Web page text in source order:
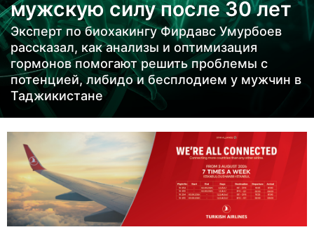
е
в
н
а
з
а
д
с
я
мужскую силу после 30 лет
Эксперт по биохакингу Фирдавс Умурбоев
рассказал, как анализы и оптимизация
гормонов помогают решить проблемы с
потенцией, либидо и бесплодием у мужчин в
Таджикистане